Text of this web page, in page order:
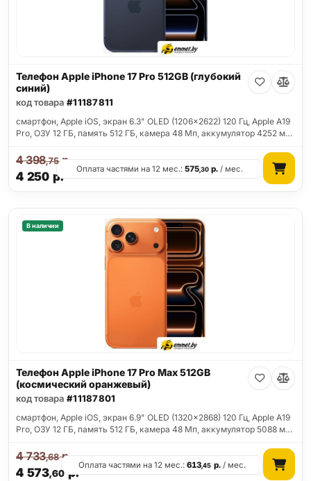
Телефон Apple iPhone 17 Pro 512GB (глубокий
синий)
код товара #11187811
смартфон, Apple iOS, экран 6.3" OLED (1206x2622) 120 Гц, Apple A19
Pro, ОЗУ 12 ГБ, память 512 ГБ, камера 48 Мп, аккумулятор 4252 м…
4 250 р.
4 398,75р.
Оплата частями на 12 мес.:575,30 р. / мес.
В наличии
Телефон Apple iPhone 17 Pro Max 512GB
(космический оранжевый)
код товара #11187801
смартфон, Apple iOS, экран 6.9" OLED (1320x2868) 120 Гц, Apple A19
Pro, ОЗУ 12 ГБ, память 512 ГБ, камера 48 Мп, аккумулятор 5088 м…
4 573,60 р.
4 733,68р.
Оплата частями на 12 мес.:613,45 р./ мес.